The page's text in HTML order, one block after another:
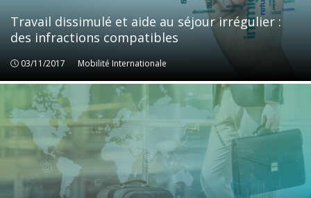
Travail dissimulé et aide au séjour irrégulier :
des infractions compatibles
03/11/2017 Mobilité Internationale
Mobilité Internationale